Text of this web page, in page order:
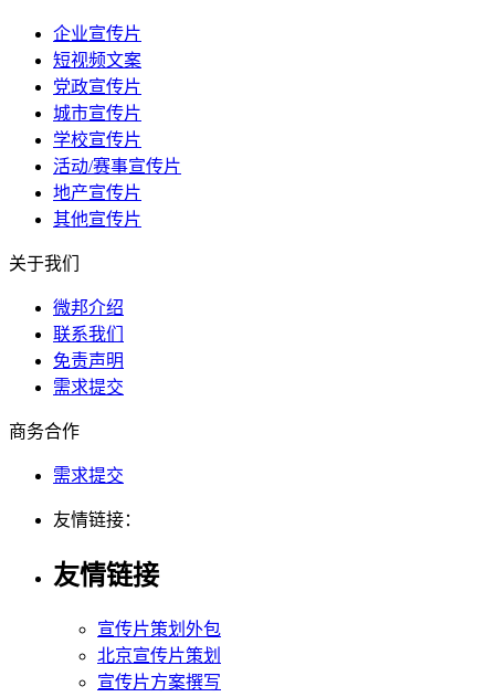
企业宣传片
短视频文案
党政宣传片
城市宣传片
学校宣传片
活动/赛事宣传片
地产宣传片
其他宣传片
关于我们
微邦介绍
联系我们
免责声明
需求提交
商务合作
需求提交
友情链接：
友情链接
宣传片策划外包
北京宣传片策划
宣传片方案撰写